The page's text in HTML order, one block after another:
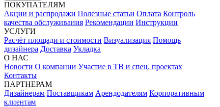
ПОКУПАТЕЛЯМ
Акции и распродажи Полезные статьи Оплата Контроль
качества обслуживания Рекомендации Инструкции
УСЛУГИ
Расчёт площади и стоимости Визуализация Помощь
дизайнера Доставка Укладка
О НАС
Новости О компании Участие в ТВ и спец. проектах
Контакты
ПАРТНЕРАМ
Дизайнерам Поставщикам Арендодателям Корпоративным
клиентам